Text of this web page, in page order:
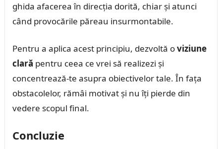
ghida afacerea în direcția dorită, chiar și atunci
când provocările păreau insurmontabile.
Pentru a aplica acest principiu, dezvoltă oviziune
clară pentru ceea ce vrei să realizezi și
concentrează-te asupra obiectivelor tale. În fața
obstacolelor, rămâi motivat și nu îți pierde din
vedere scopul final.
Concluzie